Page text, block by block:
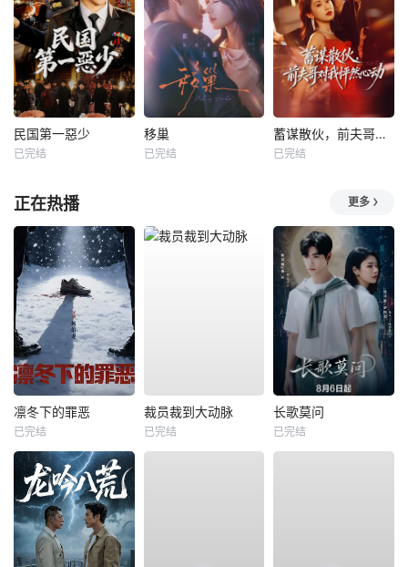
民国第一惡少
已完结
移巢
已完结
蓄谋散伙，前夫哥对我怦然心动
已完结
正在热播 更多
凛冬下的罪恶
已完结
裁员裁到大动脉
已完结
长歌莫问
已完结